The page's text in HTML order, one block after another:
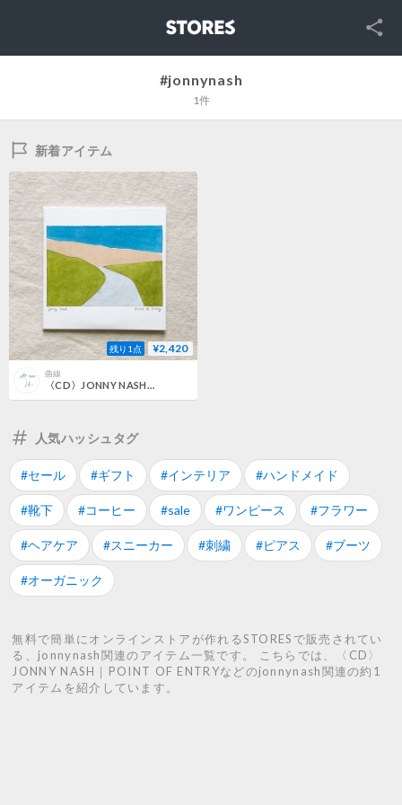
SNS
#jonnynash
1件
新着アイテム
残り1点 ¥2,420
曲線
〈CD〉JONNY NASH｜POINT OF ENTRY
人気ハッシュタグ
#セール #ギフト #インテリア #ハンドメイド
#靴下 #コーヒー #sale #ワンピース #フラワー
#ヘアケア #スニーカー #刺繍 #ピアス #ブーツ
#オーガニック
無料で簡単にオンラインストアが作れるSTORESで販売されてい
る、jonnynash関連のアイテム一覧です。 こちらでは、〈CD〉
JONNY NASH｜POINT OF ENTRYなどのjonnynash関連の約1
アイテムを紹介しています。